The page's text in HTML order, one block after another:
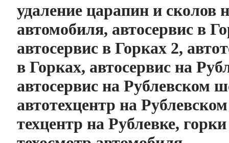
удаление царапин и сколов
автомобиля, автосервис в
автосервис в Горках 2,
в Горках, автосервис на
автосервис на Рублевском
автотехцентр на
техцентр на Рублевке,